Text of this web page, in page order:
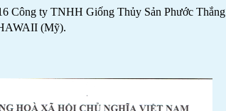
Công ty TNHH Giống Thủy Sản Phước Thắng
(Mỹ).